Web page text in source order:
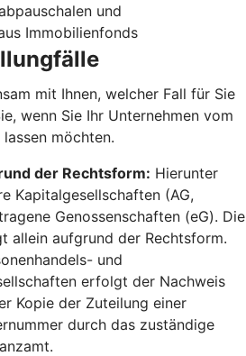
und
Immobilienfonds
mit Ihnen, welcher Fall für Sie
wenn Sie Ihr Unternehmen vom
möchten.
der Rechtsform: Hierunter
Kapitalgesellschaften (AG,
Genossenschaften (eG). Die
allein aufgrund der Rechtsform.
und
erfolgt der Nachweis
Kopie der Zuteilung einer
durch das zuständige